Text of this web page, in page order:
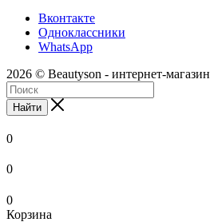
Вконтакте
Одноклассники
WhatsApp
2026 © Beautyson - интернет-магазин
Найти
0
0
0
Корзина